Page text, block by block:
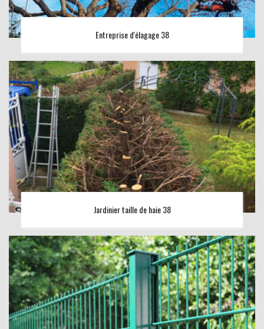
Entreprise d'élagage 38
Jardinier taille de haie 38